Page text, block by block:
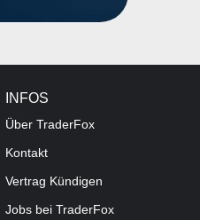
INFOS
Über TraderFox
Kontakt
Vertrag Kündigen
Jobs bei TraderFox